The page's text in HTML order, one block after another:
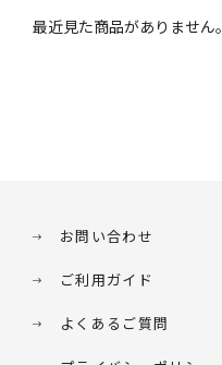
最近見た商品がありません。
お問い合わせ
ご利用ガイド
よくあるご質問